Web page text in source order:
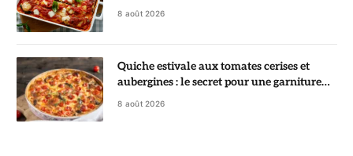
8 août 2026
Quiche estivale aux tomates cerises et
aubergines : le secret pour une garniture
fondante
8 août 2026